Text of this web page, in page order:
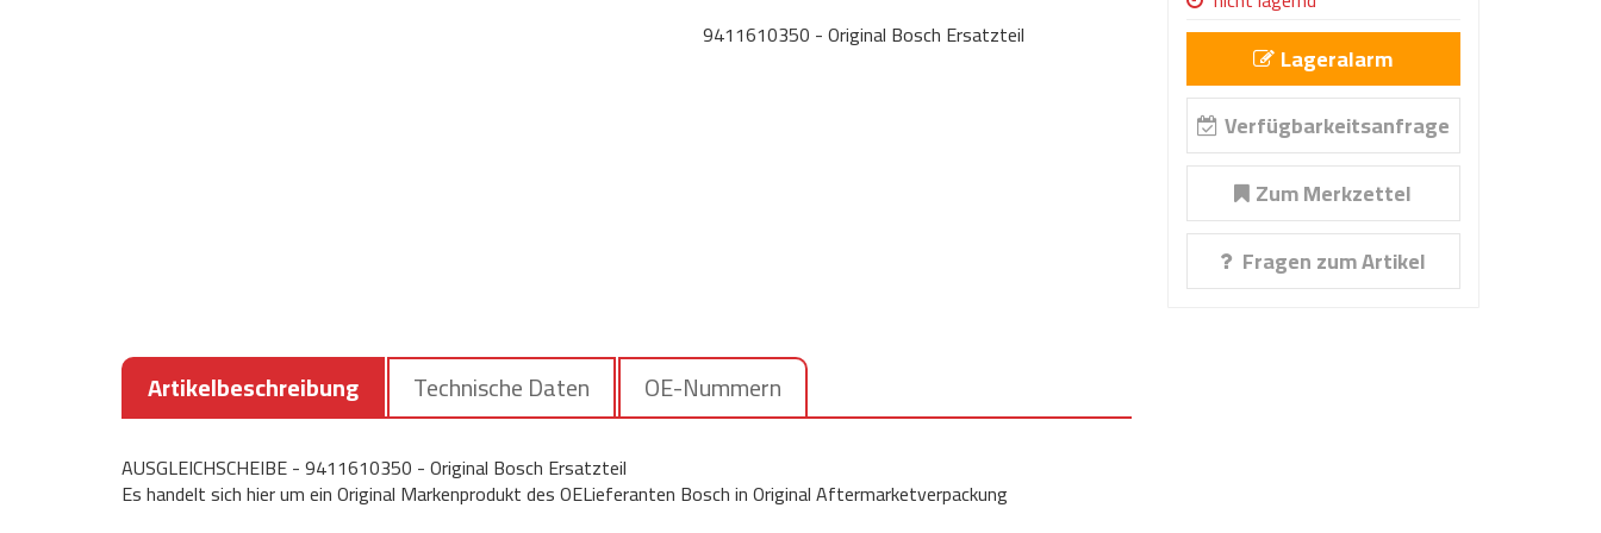
9411610350 - Original Bosch Ersatzteil
Lageralarm
Verfügbarkeitsanfrage
Zum Merkzettel
Fragen zum Artikel
Artikelbeschreibung Technische Daten OE-Nummern
AUSGLEICHSCHEIBE - 9411610350 - Original Bosch Ersatzteil
Es handelt sich hier um ein Original Markenprodukt des OELieferanten Bosch in Original Aftermarketverpackung